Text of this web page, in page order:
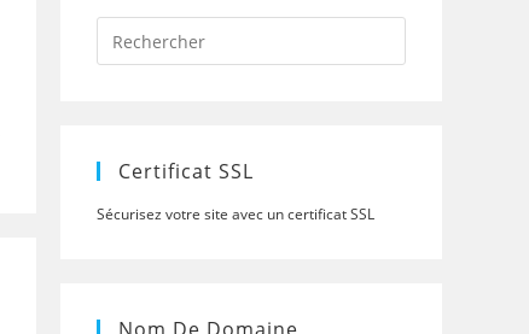
Press
to
Certificat SSL
Sécurisez votre site avec un certificat SSL